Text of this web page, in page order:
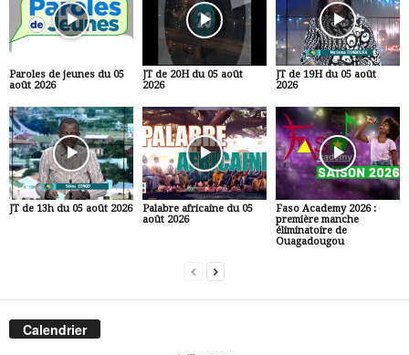
Paroles de jeunes du 05
août 2026
JT de 20H du 05 août
2026
JT de 19H du 05 août
2026
JT de 13h du 05 août 2026
Palabre africaine du 05
août 2026
Faso Academy 2026 :
première manche
éliminatoire de
Ouagadougou
Calendrier